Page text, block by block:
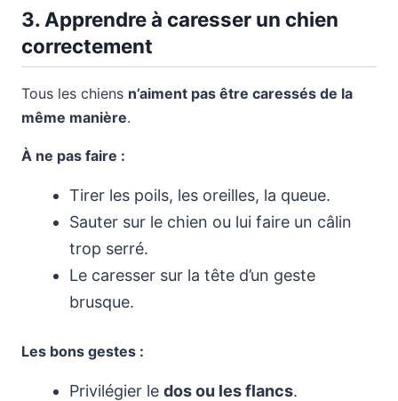
3. Apprendre à caresser un chien
correctement
Tous les chiens n’aiment pas être caressés de la
même manière.
À ne pas faire :
Tirer les poils, les oreilles, la queue.
Sauter sur le chien ou lui faire un câlin
trop serré.
Le caresser sur la tête d’un geste
brusque.
Les bons gestes :
Privilégier le dos ou les flancs.